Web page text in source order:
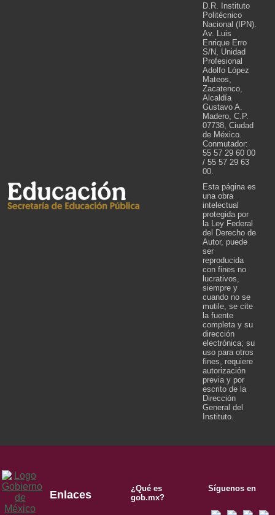
D.R. Instituto
Politécnico
Nacional (IPN).
Av. Luis
Enrique Erro
S/N, Unidad
Profesional
Adolfo López
Mateos,
Zacatenco,
Alcaldía
Gustavo A.
Madero, C.P.
07738, Ciudad
de México.
Conmutador:
55 57 29 60 00
/ 55 57 29 63
00.
Esta página es
una obra
intelectual
protegida por
la Ley Federal
del Derecho de
Autor, puede
ser
reproducida
con fines no
lucrativos,
siempre y
cuando no se
mutile, se cite
la fuente
completa y su
dirección
electrónica; su
uso para otros
fines, requiere
autorización
previa y por
escrito de la
Dirección
General del
Instituto.
Enlaces
¿Qué es
gob.mx?
Síguenos en